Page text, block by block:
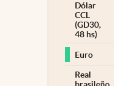
Dólar
CCL
(GD30,
48 hs)
Euro
Real